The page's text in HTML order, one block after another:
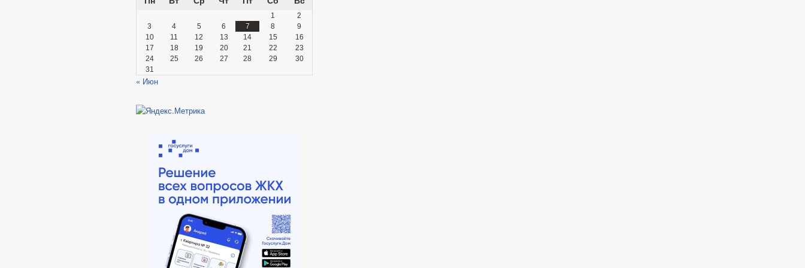
1
2
3
4 5 6 7 8
9
10
11 12 13 14 15
16
17
18 19 20 21 22
23
24
25 26 27 28 29
30
31
« Июн